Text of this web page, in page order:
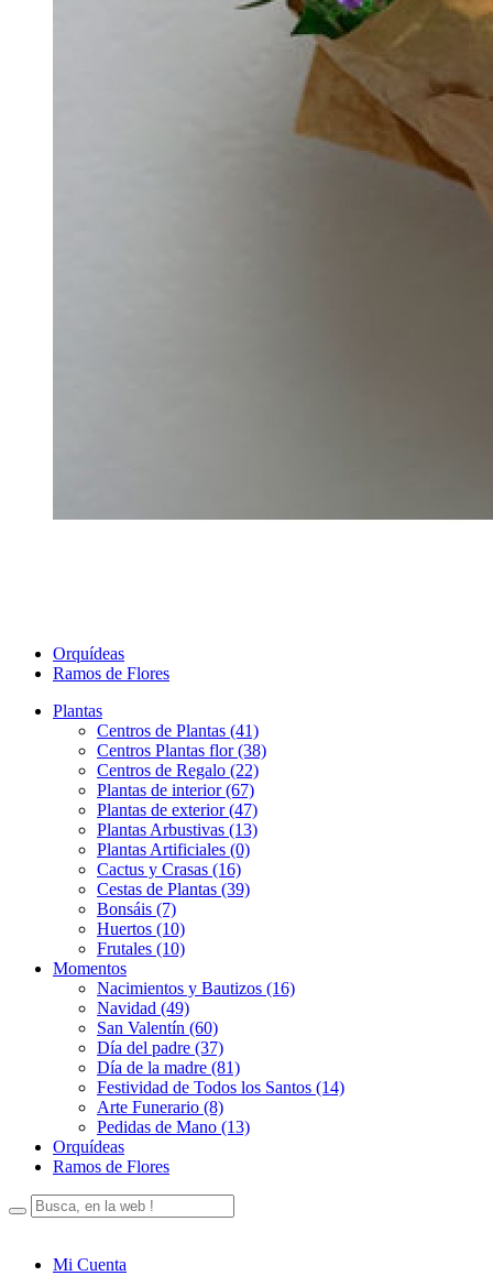
Orquídeas
Ramos de Flores
Plantas
Centros de Plantas (41)
Centros Plantas flor (38)
Centros de Regalo (22)
Plantas de interior (67)
Plantas de exterior (47)
Plantas Arbustivas (13)
Plantas Artificiales (0)
Cactus y Crasas (16)
Cestas de Plantas (39)
Bonsáis (7)
Huertos (10)
Frutales (10)
Momentos
Nacimientos y Bautizos (16)
Navidad (49)
San Valentín (60)
Día del padre (37)
Día de la madre (81)
Festividad de Todos los Santos (14)
Arte Funerario (8)
Pedidas de Mano (13)
Orquídeas
Ramos de Flores
Mi Cuenta